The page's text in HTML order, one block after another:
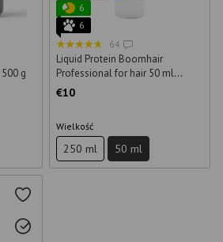
g
6
6
64
Liquid Protein Boomhair
Professional for hair 50 ml
(sample)
€10
Wielkość
250 ml 50 ml